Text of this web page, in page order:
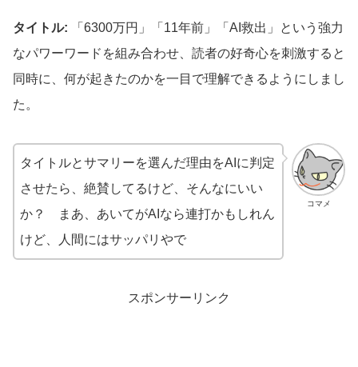
タイトル: 「6300万円」「11年前」「AI救出」という強力
なパワーワードを組み合わせ、読者の好奇心を刺激すると
同時に、何が起きたのかを一目で理解できるようにしまし
た。
コマメ
タイトルとサマリーを選んだ理由をAIに判定
させたら、絶賛してるけど、そんなにいい
か？ まあ、あいてがAIなら連打かもしれん
けど、人間にはサッパリやで
スポンサーリンク